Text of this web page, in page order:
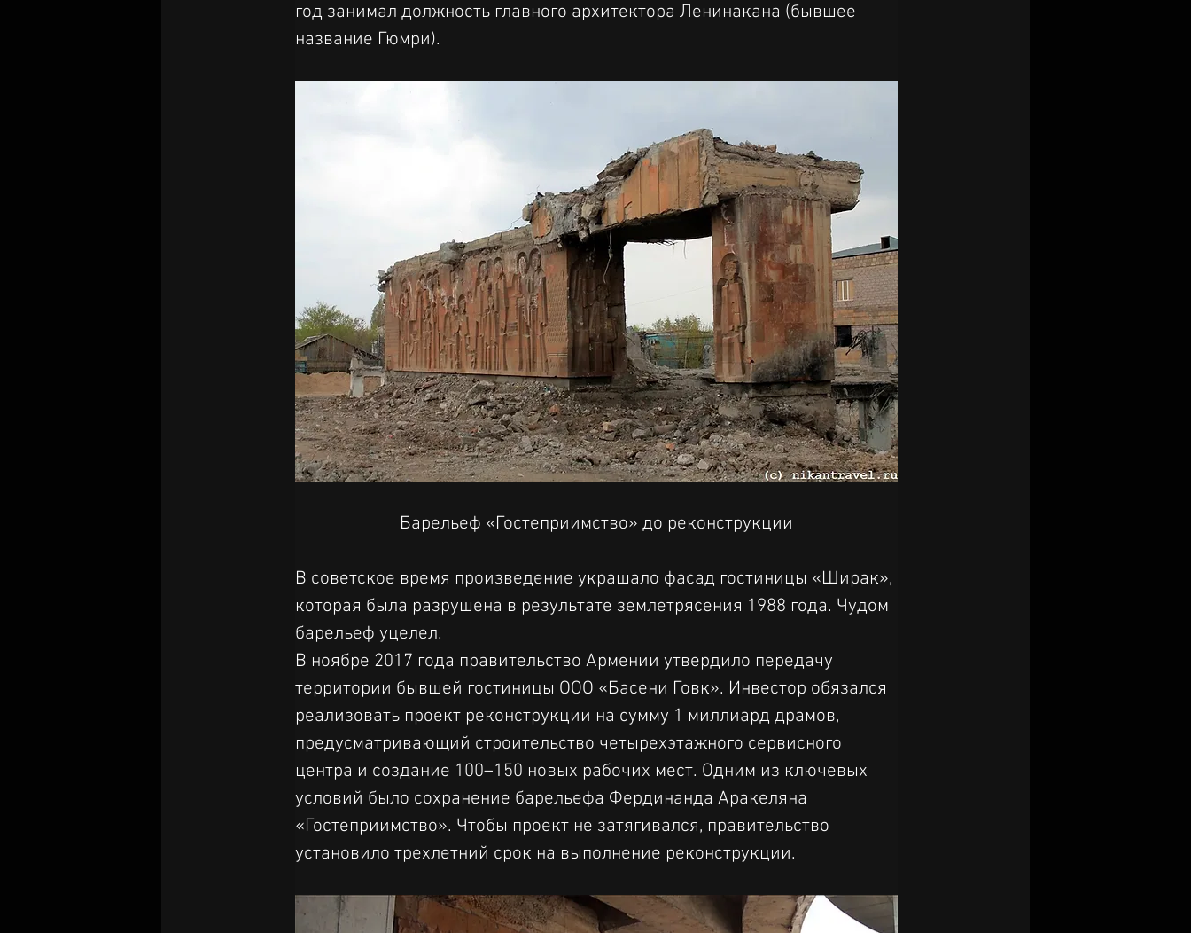
год занимал должность главного архитектора Ленинакана (бывшее
название Гюмри).
Барельеф «Гостеприимство» до реконструкции
В советское время произведение украшало фасад гостиницы «Ширак»,
которая была разрушена в результате землетрясения 1988 года. Чудом
барельеф уцелел.
В ноябре 2017 года правительство Армении утвердило передачу
территории бывшей гостиницы ООО «Басени Говк». Инвестор обязался
реализовать проект реконструкции на сумму 1 миллиард драмов,
предусматривающий строительство четырехэтажного сервисного
центра и создание 100–150 новых рабочих мест. Одним из ключевых
условий было сохранение барельефа Фердинанда Аракеляна
«Гостеприимство». Чтобы проект не затягивался, правительство
установило трехлетний срок на выполнение реконструкции.